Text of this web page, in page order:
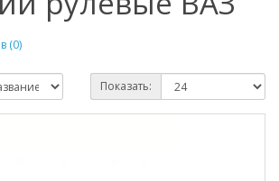
(0)
Показать: